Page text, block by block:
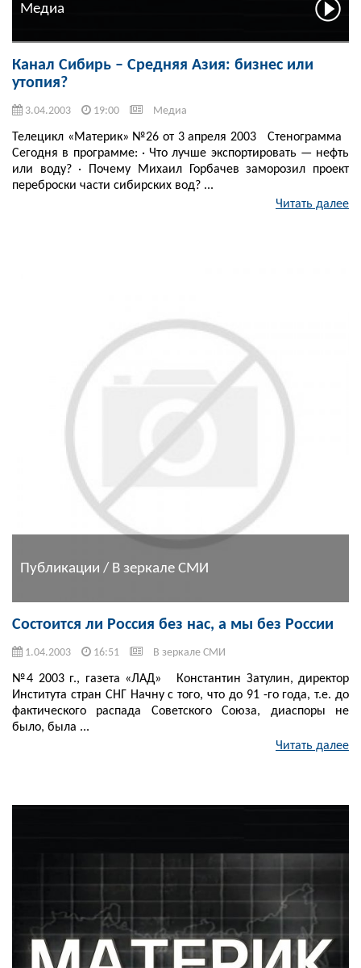
Медиа
Канал Сибирь – Средняя Азия: бизнес или
утопия?
3.04.2003 19:00 Медиа
Телецикл «Материк» №26 от 3 апреля 2003 Стенограмма
Сегодня в программе: · Что лучше экспортировать — нефть
или воду? · Почему Михаил Горбачев заморозил проект
переброски части сибирских вод? ...
Читать далее
Публикации / В зеркале СМИ
Состоится ли Россия без нас, а мы без России
1.04.2003 16:51 В зеркале СМИ
№4 2003 г., газета «ЛАД» Константин Затулин, директор
Института стран СНГ Начну с того, что до 91 -го года, т.е. до
фактического распада Советского Союза, диаспоры не
было, была ...
Читать далее